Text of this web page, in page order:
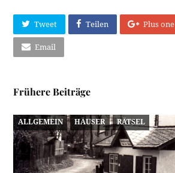
Tweet Teilen Plus one
Email
Frühere Beiträge
ALLGEMEIN HÄUSER RÄTSEL